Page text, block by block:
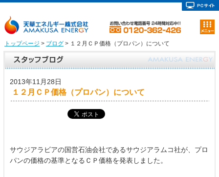
トップページ > ブログ> １２月ＣＰ価格（プロパン）について
2013年11月28日
１２月ＣＰ価格（プロパン）について
サウジアラビアの国営石油会社であるサウジアラムコ社が、プロ
パンの価格の基準となるＣＰ価格を発表しました。